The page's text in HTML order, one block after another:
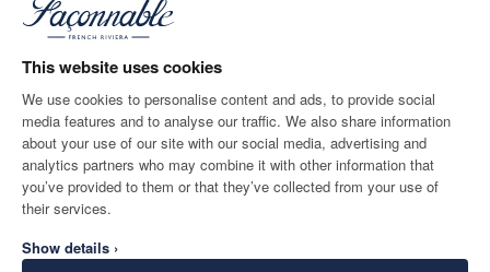
This website uses cookies
We use cookies to personalise content and ads, to provide social
media features and to analyse our traffic. We also share information
about your use of our site with our social media, advertising and
analytics partners who may combine it with other information that
you’ve provided to them or that they’ve collected from your use of
their services.
Show details ›
MARINE
BLUE
Taille
AJOUTER AU PANIER
E-mail*
ADRESSE POSTALE
Switzerland
LANGUE
Français
CONTACTEZ-NOUS